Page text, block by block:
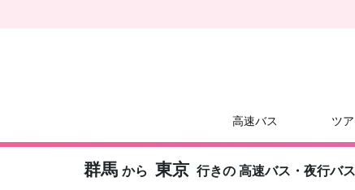
高速バス ツ
群馬 から 東京 行きの 高速バス・夜行バス